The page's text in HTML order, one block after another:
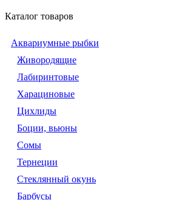
Каталог товаров
Аквариумные рыбки
Живородящие
Лабиринтовые
Харациновые
Цихлиды
Боции, вьюны
Сомы
Тернеции
Стеклянный окунь
Барбусы